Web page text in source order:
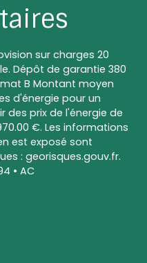
sur charges 20
Dépôt de garantie 380
B Montant moyen
d'énergie pour un
des prix de l'énergie de
€. Les informations
est exposé sont
: georisques.gouv.fr.
• AC